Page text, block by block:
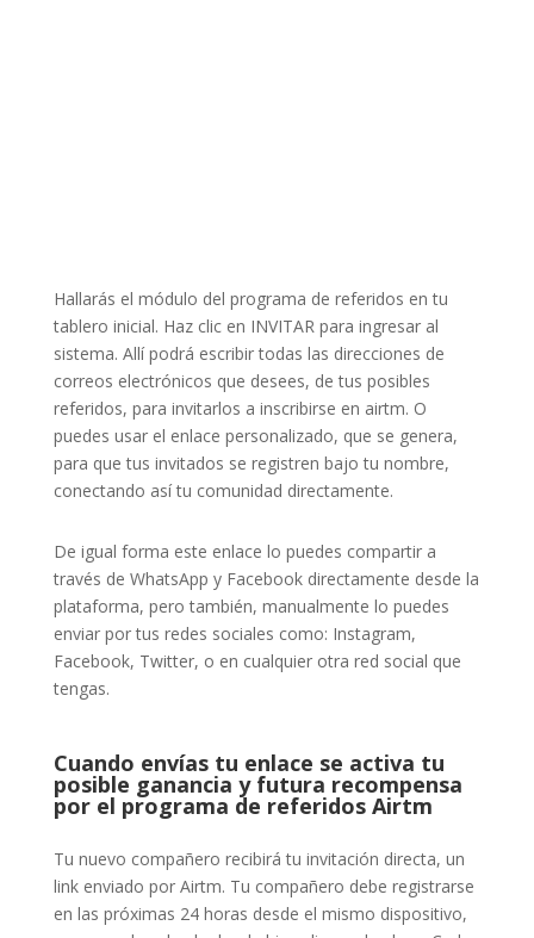
Hallarás el módulo del programa de referidos en tu
tablero inicial. Haz clic en INVITAR para ingresar al
sistema. Allí podrá escribir todas las direcciones de
correos electrónicos que desees, de tus posibles
referidos, para invitarlos a inscribirse en airtm. O
puedes usar el enlace personalizado, que se genera,
para que tus invitados se registren bajo tu nombre,
conectando así tu comunidad directamente.
De igual forma este enlace lo puedes compartir a
través de WhatsApp y Facebook directamente desde la
plataforma, pero también, manualmente lo puedes
enviar por tus redes sociales como: Instagram,
Facebook, Twitter, o en cualquier otra red social que
tengas.
Cuando envías tu enlace se activa tu
posible ganancia y futura recompensa
por el programa de referidos Airtm
Tu nuevo compañero recibirá tu invitación directa, un
link enviado por Airtm. Tu compañero debe registrarse
en las próximas 24 horas desde el mismo dispositivo,